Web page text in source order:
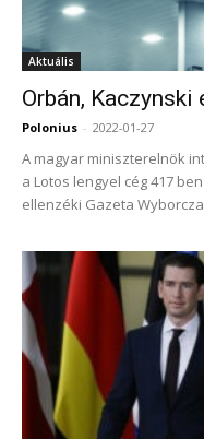
Aktuális
Orbán,
Polonius - 2022-01-27
A magyar miniszterelnök
a Lotos lengyel cég 417
ellenzéki Gazeta